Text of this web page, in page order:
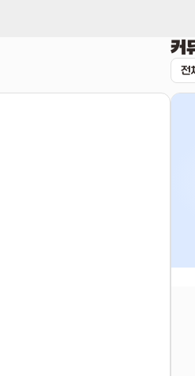
커
전